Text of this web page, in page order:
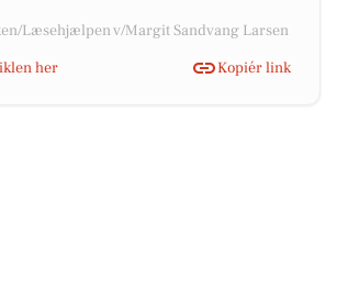
Læsehjælpen v/Margit Sandvang Larsen
her
Kopiér link